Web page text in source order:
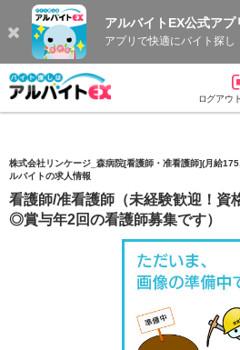
アルバイトEX公式アプ
アプリで快適にバイト探し
ログアウ
検索
株式会社リンケージ_森病院[看護師・准看護師](月給
ルバイトの求人情報
看護師/准看護師（未経験歓迎！資
◎賞与年2回の看護師募集です）